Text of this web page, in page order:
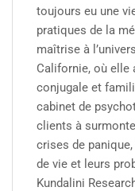
toujours eu une
pratiques de la
maîtrise à
Californie, où elle
conjugale et
cabinet de
clients à
crises de
de vie et leurs
Kundalini